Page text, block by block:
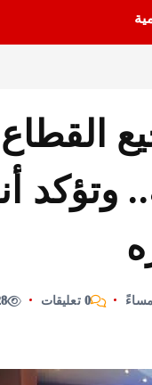
وتؤكد
0 تعليقات 28